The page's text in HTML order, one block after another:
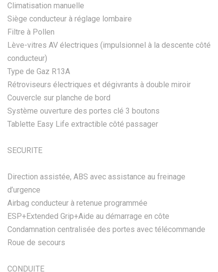
Climatisation manuelle
Siège conducteur à réglage lombaire
Filtre à Pollen
Lève-vitres AV électriques (impulsionnel à la descente côté
conducteur)
Type de Gaz R13A
Rétroviseurs électriques et dégivrants à double miroir
Couvercle sur planche de bord
Système ouverture des portes clé 3 boutons
Tablette Easy Life extractible côté passager
SECURITE
Direction assistée, ABS avec assistance au freinage
d’urgence
Airbag conducteur à retenue programmée
ESP+Extended Grip+Aide au démarrage en côte
Condamnation centralisée des portes avec télécommande
Roue de secours
CONDUITE